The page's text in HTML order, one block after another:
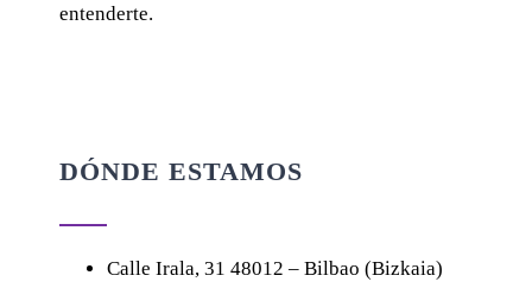
entenderte.
DÓNDE ESTAMOS
Calle Irala, 31 48012 – Bilbao (Bizkaia)